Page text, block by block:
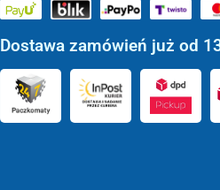
Dostawa zamówień już od